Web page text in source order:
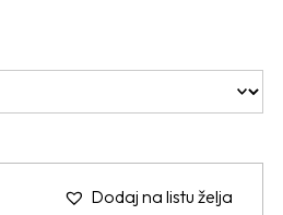
Dodaj na listu želja